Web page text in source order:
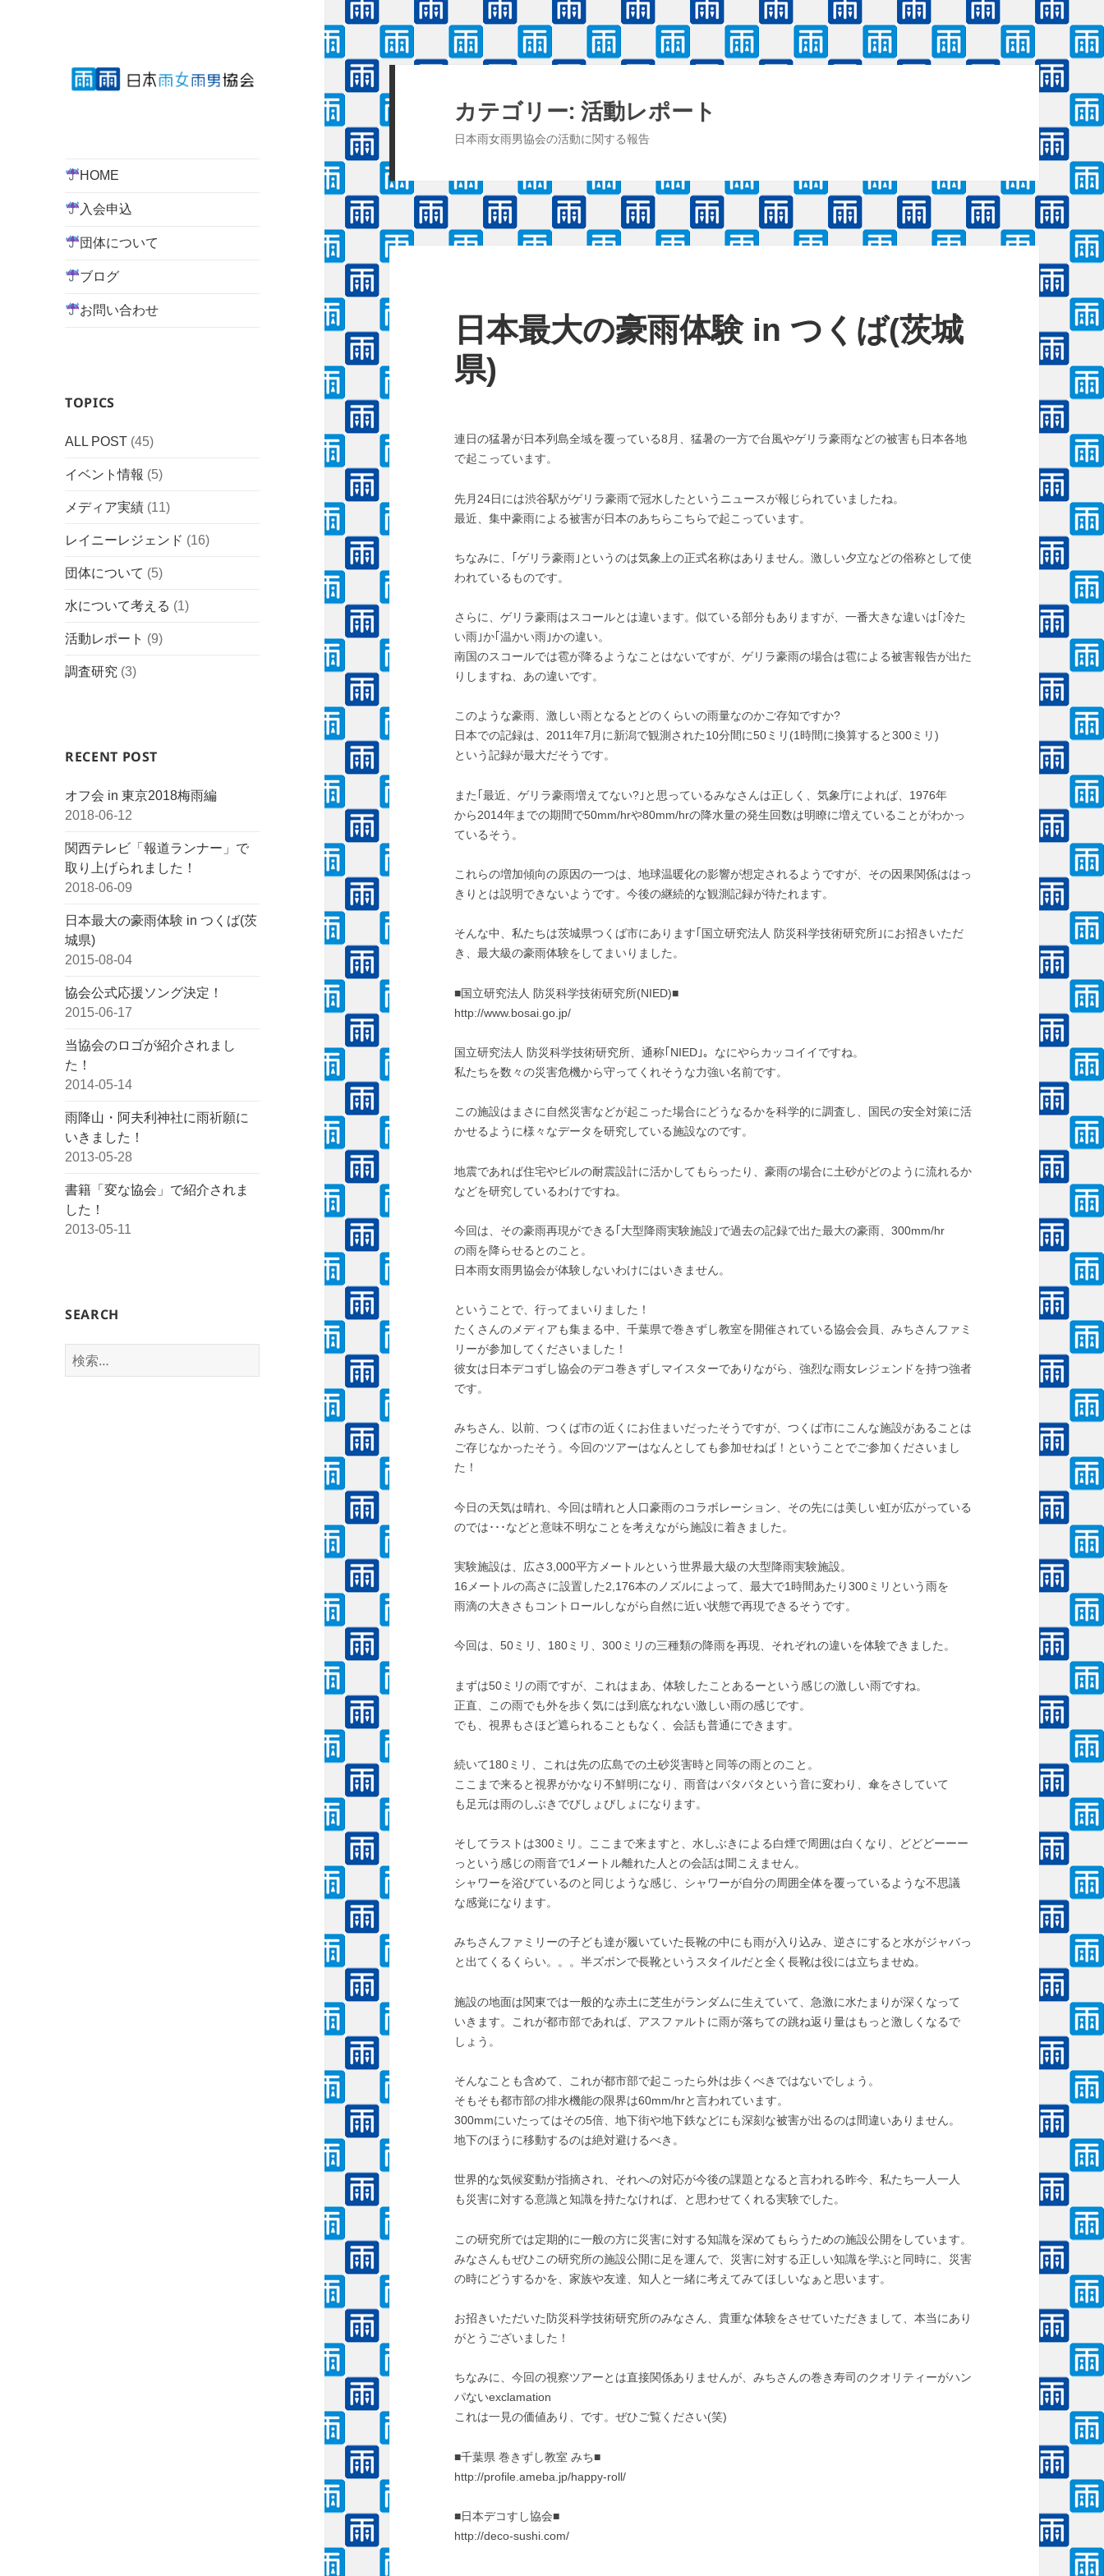
HOME
入会申込
団体について
ブログ
お問い合わせ
TOPICS
ALL POST (45)
イベント情報 (5)
メディア実績 (11)
レイニーレジェンド (16)
団体について (5)
水について考える (1)
活動レポート (9)
調査研究 (3)
RECENT POST
オフ会 in 東京2018梅雨編
2018-06-12
関西テレビ「報道ランナー」で
取り上げられました！
2018-06-09
日本最大の豪雨体験 in つくば(茨
城県)
2015-08-04
協会公式応援ソング決定！
2015-06-17
当協会のロゴが紹介されまし
た！
2014-05-14
雨降山・阿夫利神社に雨祈願に
いきました！
2013-05-28
書籍「変な協会」で紹介されま
した！
2013-05-11
SEARCH
検
カテゴリー:活動レポート
日本雨女雨男協会の活動に関する報告
日本最大の豪雨体験 in つくば(茨城
県)
連日の猛暑が日本列島全域を覆っている8月、猛暑の一方で台風やゲリラ豪雨などの被害も日本各地
で起こっています。
先月24日には渋谷駅がゲリラ豪雨で冠水したというニュースが報じられていましたね。
最近、集中豪雨による被害が日本のあちらこちらで起こっています。
ちなみに、｢ゲリラ豪雨｣というのは気象上の正式名称はありません。激しい夕立などの俗称として使
われているものです。
さらに、ゲリラ豪雨はスコールとは違います。似ている部分もありますが、一番大きな違いは｢冷た
い雨｣か｢温かい雨｣かの違い。
南国のスコールでは雹が降るようなことはないですが、ゲリラ豪雨の場合は雹による被害報告が出た
りしますね、あの違いです。
このような豪雨、激しい雨となるとどのくらいの雨量なのかご存知ですか?
日本での記録は、2011年7月に新潟で観測された10分間に50ミリ(1時間に換算すると300ミリ)
という記録が最大だそうです。
また｢最近、ゲリラ豪雨増えてない?｣と思っているみなさんは正しく、気象庁によれば、1976年
から2014年までの期間で50mm/hrや80mm/hrの降水量の発生回数は明瞭に増えていることがわかっ
ているそう。
これらの増加傾向の原因の一つは、地球温暖化の影響が想定されるようですが、その因果関係ははっ
きりとは説明できないようです。今後の継続的な観測記録が待たれます。
そんな中、私たちは茨城県つくば市にあります｢国立研究法人 防災科学技術研究所｣にお招きいただ
き、最大級の豪雨体験をしてまいりました。
■国立研究法人 防災科学技術研究所(NIED)■
http://www.bosai.go.jp/
国立研究法人 防災科学技術研究所、通称｢NIED｣。なにやらカッコイイですね。
私たちを数々の災害危機から守ってくれそうな力強い名前です。
この施設はまさに自然災害などが起こった場合にどうなるかを科学的に調査し、国民の安全対策に活
かせるように様々なデータを研究している施設なのです。
地震であれば住宅やビルの耐震設計に活かしてもらったり、豪雨の場合に土砂がどのように流れるか
などを研究しているわけですね。
今回は、その豪雨再現ができる｢大型降雨実験施設｣で過去の記録で出た最大の豪雨、300mm/hr
の雨を降らせるとのこと。
日本雨女雨男協会が体験しないわけにはいきません。
ということで、行ってまいりました！
たくさんのメディアも集まる中、千葉県で巻きずし教室を開催されている協会会員、みちさんファミ
リーが参加してくださいました！
彼女は日本デコずし協会のデコ巻きずしマイスターでありながら、強烈な雨女レジェンドを持つ強者
です。
みちさん、以前、つくば市の近くにお住まいだったそうですが、つくば市にこんな施設があることは
ご存じなかったそう。今回のツアーはなんとしても参加せねば！ということでご参加くださいまし
た！
今日の天気は晴れ、今回は晴れと人口豪雨のコラボレーション、その先には美しい虹が広がっている
のでは･･･などと意味不明なことを考えながら施設に着きました。
実験施設は、広さ3,000平方メートルという世界最大級の大型降雨実験施設。
16メートルの高さに設置した2,176本のノズルによって、最大で1時間あたり300ミリという雨を
雨滴の大きさもコントロールしながら自然に近い状態で再現できるそうです。
今回は、50ミリ、180ミリ、300ミリの三種類の降雨を再現、それぞれの違いを体験できました。
まずは50ミリの雨ですが、これはまあ、体験したことあるーという感じの激しい雨ですね。
正直、この雨でも外を歩く気には到底なれない激しい雨の感じです。
でも、視界もさほど遮られることもなく、会話も普通にできます。
続いて180ミリ、これは先の広島での土砂災害時と同等の雨とのこと。
ここまで来ると視界がかなり不鮮明になり、雨音はバタバタという音に変わり、傘をさしていて
も足元は雨のしぶきでびしょびしょになります。
そしてラストは300ミリ。ここまで来ますと、水しぶきによる白煙で周囲は白くなり、どどどーーー
っという感じの雨音で1メートル離れた人との会話は聞こえません。
シャワーを浴びているのと同じような感じ、シャワーが自分の周囲全体を覆っているような不思議
な感覚になります。
みちさんファミリーの子ども達が履いていた長靴の中にも雨が入り込み、逆さにすると水がジャバっ
と出てくるくらい。。。半ズボンで長靴というスタイルだと全く長靴は役には立ちませぬ。
施設の地面は関東では一般的な赤土に芝生がランダムに生えていて、急激に水たまりが深くなって
いきます。これが都市部であれば、アスファルトに雨が落ちての跳ね返り量はもっと激しくなるで
しょう。
そんなことも含めて、これが都市部で起こったら外は歩くべきではないでしょう。
そもそも都市部の排水機能の限界は60mm/hrと言われています。
300mmにいたってはその5倍、地下街や地下鉄などにも深刻な被害が出るのは間違いありません。
地下のほうに移動するのは絶対避けるべき。
世界的な気候変動が指摘され、それへの対応が今後の課題となると言われる昨今、私たち一人一人
も災害に対する意識と知識を持たなければ、と思わせてくれる実験でした。
この研究所では定期的に一般の方に災害に対する知識を深めてもらうための施設公開をしています。
みなさんもぜひこの研究所の施設公開に足を運んで、災害に対する正しい知識を学ぶと同時に、災害
の時にどうするかを、家族や友達、知人と一緒に考えてみてほしいなぁと思います。
お招きいただいた防災科学技術研究所のみなさん、貴重な体験をさせていただきまして、本当にあり
がとうございました！
ちなみに、今回の視察ツアーとは直接関係ありませんが、みちさんの巻き寿司のクオリティーがハン
パないexclamation
これは一見の価値あり、です。ぜひご覧ください(笑)
■千葉県 巻きずし教室 みち■
http://profile.ameba.jp/happy-roll/
■日本デコすし協会■
http://deco-sushi.com/